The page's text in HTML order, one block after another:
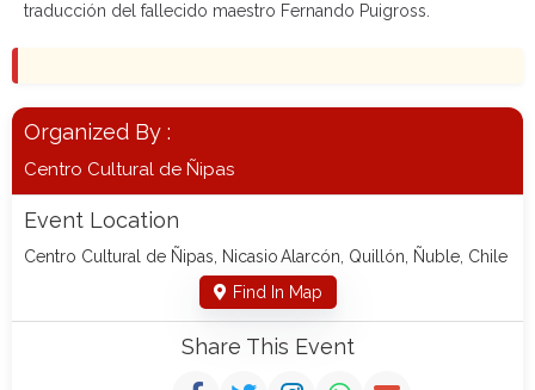
traducción del fallecido maestro Fernando Puigross.
Organized By :
Centro Cultural de Ñipas
Event Location
Centro Cultural de Ñipas, Nicasio Alarcón, Quillón, Ñuble, Chile
Find In Map
Share This Event